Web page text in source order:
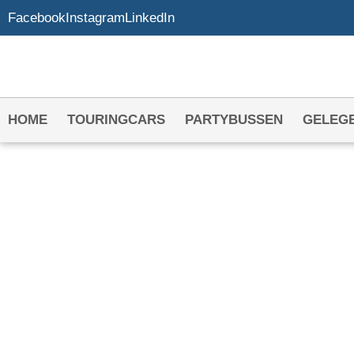
FacebookInstagramLinkedIn
HOME TOURINGCARS PARTYBUSSEN